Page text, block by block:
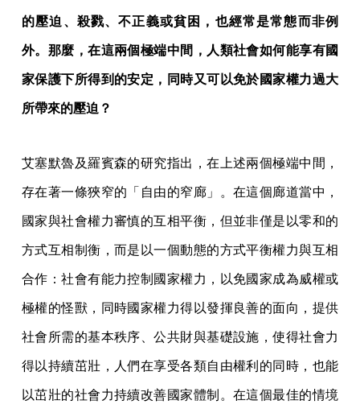
的壓迫、殺戮、不正義或貧困，也經常是常態而非例
外。那麼，在這兩個極端中間，人類社會如何能享有國
家保護下所得到的安定，同時又可以免於國家權力過大
所帶來的壓迫？
艾塞默魯及羅賓森的研究指出，在上述兩個極端中間，
存在著一條狹窄的「自由的窄廊」。在這個廊道當中，
國家與社會權力審慎的互相平衡，但並非僅是以零和的
方式互相制衡，而是以一個動態的方式平衡權力與互相
合作：社會有能力控制國家權力，以免國家成為威權或
極權的怪獸，同時國家權力得以發揮良善的面向，提供
社會所需的基本秩序、公共財與基礎設施，使得社會力
得以持續茁壯，人們在享受各類自由權利的同時，也能
以茁壯的社會力持續改善國家體制。在這個最佳的情境